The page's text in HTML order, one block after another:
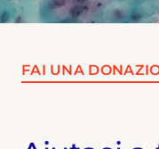
FAI UNA